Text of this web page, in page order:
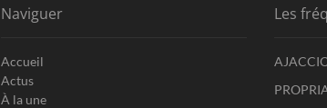
Naviguer
Accueil
Actus
À la une
Les